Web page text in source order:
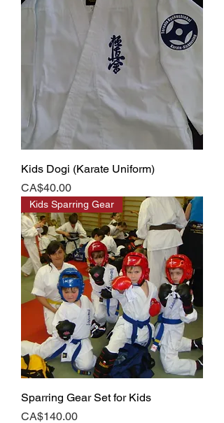
Kids Dogi (Karate Uniform)
Price
CA$40.00
Kids Sparring Gear
Sparring Gear Set for Kids
Price
CA$140.00